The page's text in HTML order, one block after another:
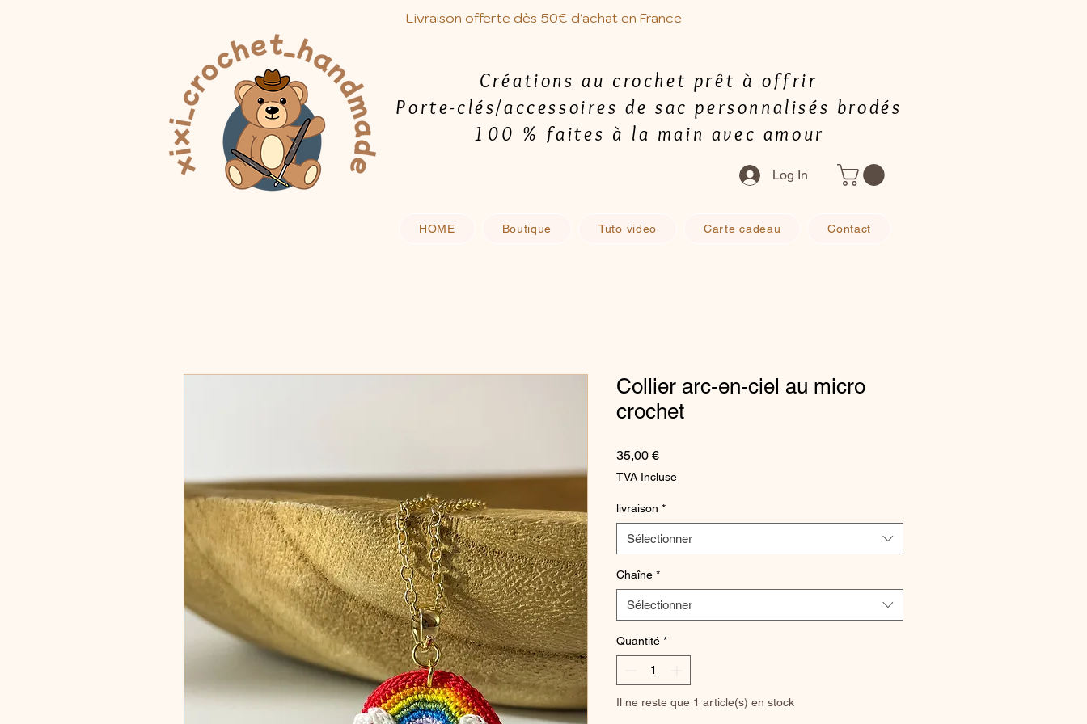
Livraison offerte dès 50€ d'achat en France
Créations au crochet prêt à offrir
Porte-clés/accessoires de sac personnalisés brodés
100 % faites à la main avec amour
Log In
HOME Boutique Tuto video Carte cadeau Contact
Collier arc-en-ciel au micro
crochet
35,00 €Prix
TVA Incluse
livraison *
Sélectionner
Chaîne *
Sélectionner
Quantité *
Il ne reste que 1 article(s) en stock